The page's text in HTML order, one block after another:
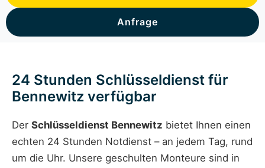
Anfrage
24 Stunden Schlüsseldienst für
Bennewitz verfügbar
Der Schlüsseldienst Bennewitz bietet Ihnen einen
echten 24 Stunden Notdienst – an jedem Tag, rund
um die Uhr. Unsere geschulten Monteure sind in